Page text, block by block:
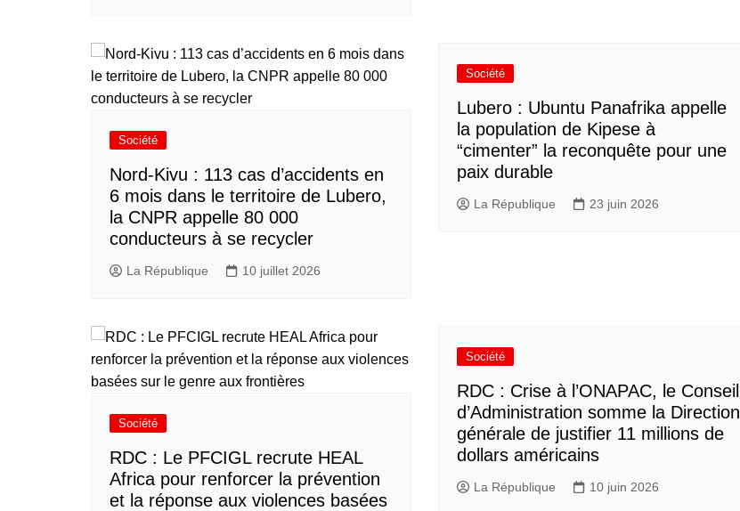
Société
Nord-Kivu : 113 cas d’accidents en
6 mois dans le territoire de Lubero,
la CNPR appelle 80 000
conducteurs à se recycler
La République 10 juillet 2026
Société
Lubero : Ubuntu Panafrika appelle
la population de Kipese à
“cimenter” la reconquête pour une
paix durable
La République 23 juin 2026
Société
RDC : Le PFCIGL recrute HEAL
Africa pour renforcer la prévention
et la réponse aux violences basées
Société
RDC : Crise à l’ONAPAC, le Conseil
d’Administration somme la Direction
générale de justifier 11 millions de
dollars américains
La République 10 juin 2026